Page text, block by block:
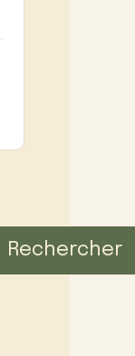
Rechercher